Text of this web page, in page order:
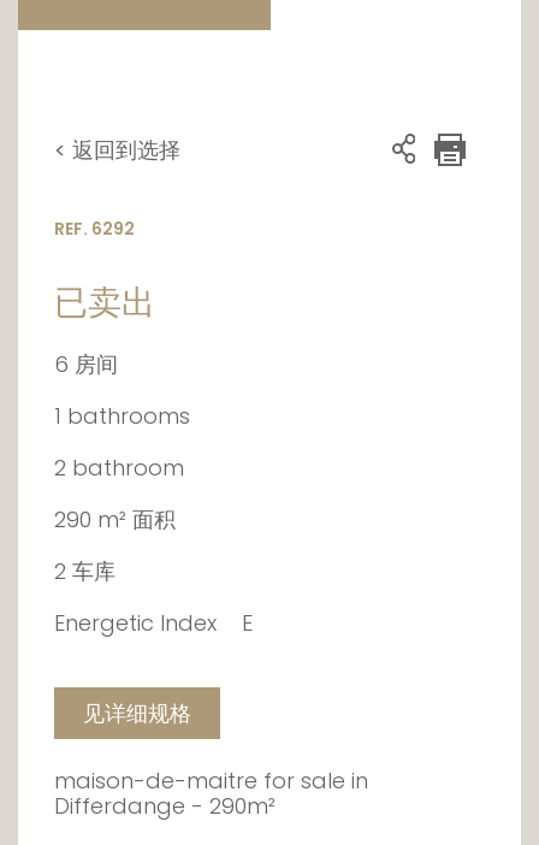
< 返回到选择
REF. 6292
已卖出
6 房间
1 bathrooms
2 bathroom
290 m² 面积
2 车库
Energetic Index
E
见详细规格
maison-de-maitre for sale in
Differdange - 290m²